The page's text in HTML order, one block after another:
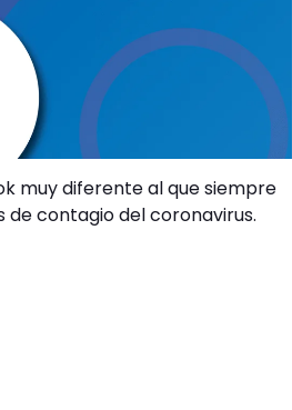
muy diferente al que siempre
de contagio del coronavirus.